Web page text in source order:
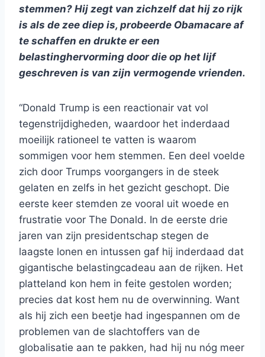
stemmen? Hij zegt van zichzelf dat hij zo rijk
is als de zee diep is, probeerde Obamacare af
te schaffen en drukte er een
belastinghervorming door die op het lijf
geschreven is van zijn vermogende vrienden.
“Donald Trump is een reactionair vat vol
tegenstrijdigheden, waardoor het inderdaad
moeilijk rationeel te vatten is waarom
sommigen voor hem stemmen. Een deel voelde
zich door Trumps voorgangers in de steek
gelaten en zelfs in het gezicht geschopt. Die
eerste keer stemden ze vooral uit woede en
frustratie voor The Donald. In de eerste drie
jaren van zijn presidentschap stegen de
laagste lonen en intussen gaf hij inderdaad dat
gigantische belastingcadeau aan de rijken. Het
platteland kon hem in feite gestolen worden;
precies dat kost hem nu de overwinning. Want
als hij zich een beetje had ingespannen om de
problemen van de slachtoffers van de
globalisatie aan te pakken, had hij nu nóg meer